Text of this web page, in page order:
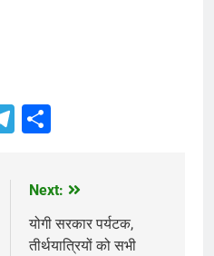
Telegram
Next:
योगी सरकार पर्यटक,
तीर्थयात्रियों को सभी